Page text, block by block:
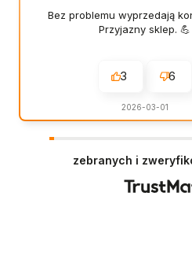
Bez problemu wyprzedają
Przyjazny sklep. 💪
3 6
2026-03-01
zebranych i